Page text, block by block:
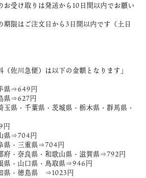
お受け取りは発送から10日間以内でお願い
期限はご注文日から3日間以内です（土日
（佐川急便）は以下の金額となります」
県⇒649円
県⇒627円
玉県・千葉県・茨城県・栃木県・群馬県・
円
県⇒704円
県・三重県⇒704円
府・奈良県・和歌山県・滋賀県⇒792円
県・山口県・鳥取県⇒946円
県・徳島県 ⇒1023円